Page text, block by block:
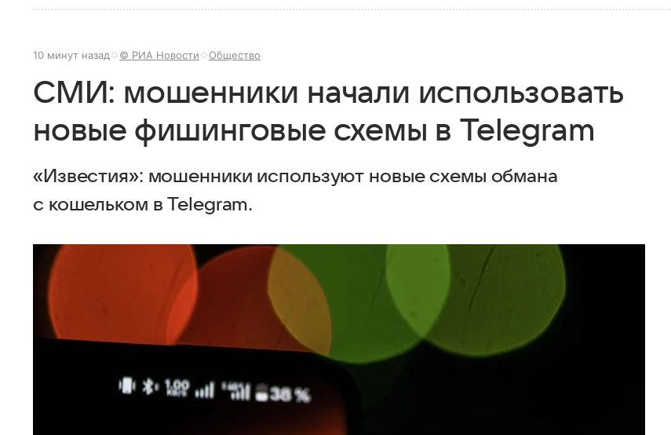
10 минут назад © РИА Новости Общество
СМИ: мошенники начали использовать
новые фишинговые схемы в Telegram
«Известия»: мошенники используют новые схемы обмана
с кошельком в Telegram.